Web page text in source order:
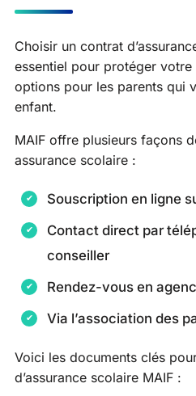
Choisir un contrat
essentiel pour protéger
options pour les parents qui
enfant.
MAIF offre plusieurs façons
assurance scolaire :
Souscription en ligne
Contact direct par
conseiller
Rendez-vous en
Via l’association des
Voici les documents clés
d’assurance scolaire MAIF :